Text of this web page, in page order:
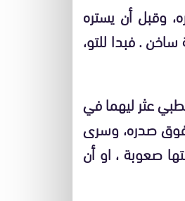
وقبل أن يستره
. فبدا للتو،
عثر ليهما في
فوق صدره، وسرى
صعوبة ، او أن